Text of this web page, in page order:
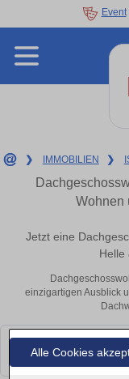
Alle Cookies
Event
❯ IMMOBILIEN ❯
Wohnen
Jetzt eine
Helle
einzigartigen Ausblick
Leider konnten wir
bald wieder vorbei!